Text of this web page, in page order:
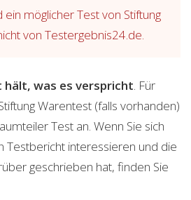
ein möglicher Test von Stiftung
von Testergebnis24.de.
was es verspricht. Für
Warentest (falls vorhanden)
Test an. Wenn Sie sich
Testbericht interessieren und die
geschrieben hat, finden Sie